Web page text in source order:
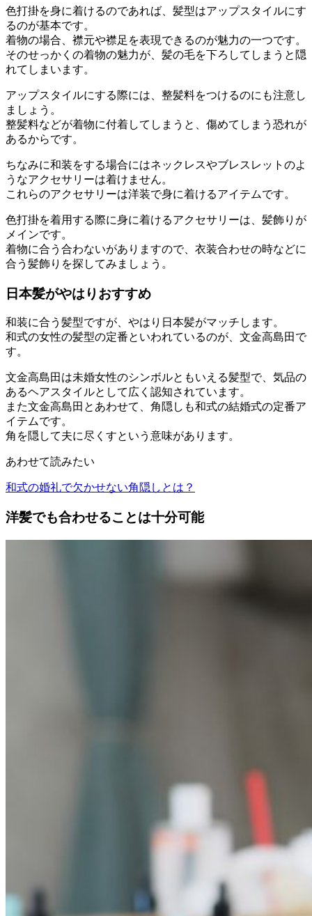
色打掛を身に着けるのであれば、髪型はアップスタイルにす
るのが基本です。
着物の場合、襟元や襟足を表現できるのが魅力の一つです。
そのせっかくの着物の魅力が、髪の毛を下ろしてしまうと隠
れてしまいます。
アップスタイルにする際には、整髪料をつけるのにも注意し
ましょう。
整髪料などが着物に付着してしまうと、傷めてしまう恐れが
あるからです。
ちなみに和装をする場合にはネックレスやブレスレットのよ
うなアクセサリーは着けません。
これらのアクセサリーは洋装で身に着けるアイテムです。
色打掛を着用する際に身に着けるアクセサリーは、髪飾りが
メインです。
着物に合う合わないがありますので、衣装合わせの時などに
合う髪飾りを探してみましょう。
日本髪がやはりおすすめ
和装に合う髪型ですが、やはり日本髪がマッチします。
和式の女性の髪型の定番といわれているのが、文金高島田で
す。
文金高島田は未婚女性のシンボルともいえる髪型で、気品の
あるヘアスタイルとして広く認知されています。
また文金高島田とあわせて、角隠しも和式の結婚式の定番ア
イテムです。
角を隠して夫に尽くすという意味があります。
あわせて読みたい
和式の婚礼で欠かせない角隠しとは？
洋髪でも合わせることは十分可能